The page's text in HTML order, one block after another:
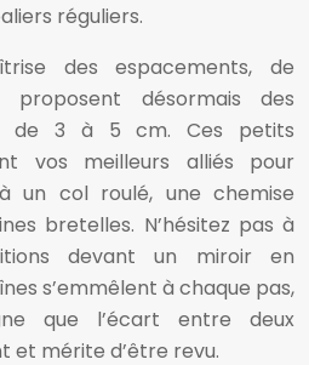
réguliers.
des espacements, de
proposent désormais des
de 3 à 5 cm. Ces petits
vos meilleurs alliés pour
un col roulé, une chemise
bretelles. N’hésitez pas à
devant un miroir en
s’emmêlent à chaque pas,
que l’écart entre deux
et mérite d’être revu.